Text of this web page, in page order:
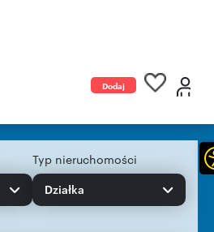
Dodaj
Typ nieruchomości
Działka